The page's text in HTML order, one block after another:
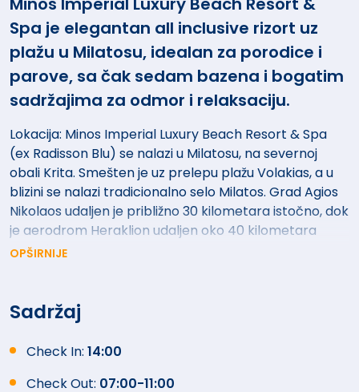
Spa je elegantan all inclusive rizort uz
plažu u Milatosu, idealan za porodice i
parove, sa čak sedam bazena i bogatim
sadržajima za odmor i relaksaciju.
Lokacija: Minos Imperial Luxury Beach Resort & Spa
(ex Radisson Blu) se nalazi u Milatosu, na severnoj
obali Krita. Smešten je uz prelepu plažu Volakias, a u
blizini se nalazi tradicionalno selo Milatos. Grad Agios
Nikolaos udaljen je približno 30 kilometara istočno, dok
je aerodrom Heraklion udaljen oko 40 kilometara
zapadno.
plaže Volakias.
otvroenih bazena ( glavni bazen, bazen za relaksaciju,
OPŠIRNIJE
Sadržaj
Check In: 14:00
Check Out: 07:00-11:00